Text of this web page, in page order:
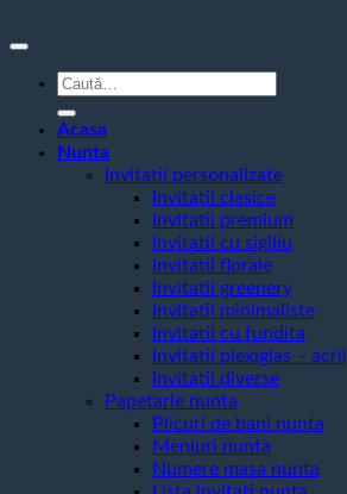
Caută
după:
Acasa
Nunta
Invitatii personalizate
Invitatii clasice
Invitatii premium
Invitatii cu sigiliu
Invitatii florale
Invitatii greenery
Invitatii minimaliste
Invitatii cu fundita
Invitatii plexiglas – acril
Invitatii diverse
Papetarie nunta
Plicuri de bani nunta
Meniuri nunta
Numere masa nunta